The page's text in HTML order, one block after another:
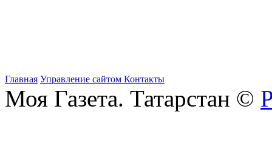
Главная Управление сайтом Контакты
Моя Газета. Татарстан ©